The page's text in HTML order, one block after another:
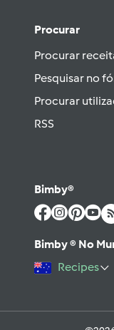
Procurar
Procurar
Pesquisar no
Procurar
RSS
Bimby®
Bimby ® No
Recipes